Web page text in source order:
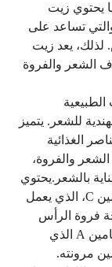
يحتوي زيت
تساعد على
لذلك، يعد زيت
الشعر والفروة
للشعر. يتميز
الغذائية
والفروة،
بالشعر.يحتوي
زيت الجرجير على نسبة عالية من فيتامين C، الذي يعمل
فروة الرأس
وتنشيط نمو الشعر. كما يحتوي على فيتامين A الذي
مرونته.